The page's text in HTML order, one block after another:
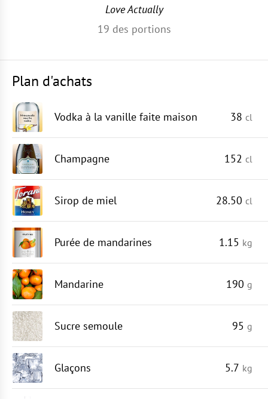
Love Actually
19 des portions
Plan d'achats
Vodka à la vanille faite maison 38 cl
Champagne 152 cl
Sirop de miel 28.50 cl
Purée de mandarines 1.15 kg
Mandarine 190 g
Sucre semoule 95 g
Glaçons 5.7 kg